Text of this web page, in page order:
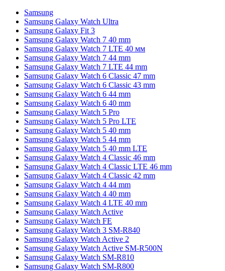
Samsung
Samsung Galaxy Watch Ultra
Samsung Galaxy Fit 3
Samsung Galaxy Watch 7 40 mm
Samsung Galaxy Watch 7 LTE 40 мм
Samsung Galaxy Watch 7 44 mm
Samsung Galaxy Watch 7 LTE 44 mm
Samsung Galaxy Watch 6 Classic 47 mm
Samsung Galaxy Watch 6 Classic 43 mm
Samsung Galaxy Watch 6 44 mm
Samsung Galaxy Watch 6 40 mm
Samsung Galaxy Watch 5 Pro
Samsung Galaxy Watch 5 Pro LTE
Samsung Galaxy Watch 5 40 mm
Samsung Galaxy Watch 5 44 mm
Samsung Galaxy Watch 5 40 mm LTE
Samsung Galaxy Watch 4 Classic 46 mm
Samsung Galaxy Watch 4 Classic LTE 46 mm
Samsung Galaxy Watch 4 Classic 42 mm
Samsung Galaxy Watch 4 44 mm
Samsung Galaxy Watch 4 40 mm
Samsung Galaxy Watch 4 LTE 40 mm
Samsung Galaxy Watch Active
Samsung Galaxy Watch FE
Samsung Galaxy Watch 3 SM-R840
Samsung Galaxy Watch Active 2
Samsung Galaxy Watch Active SM-R500N
Samsung Galaxy Watch SM-R810
Samsung Galaxy Watch SM-R800